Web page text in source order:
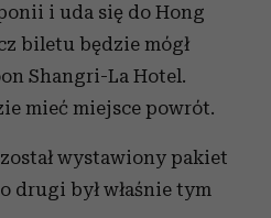
i uda się do Hong
biletu będzie mógł
Shangri-La Hotel.
mieć miejsce powrót.
wystawiony pakiet
drugi był właśnie tym